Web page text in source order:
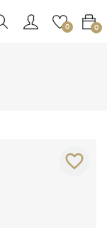
0 0
favorite_border